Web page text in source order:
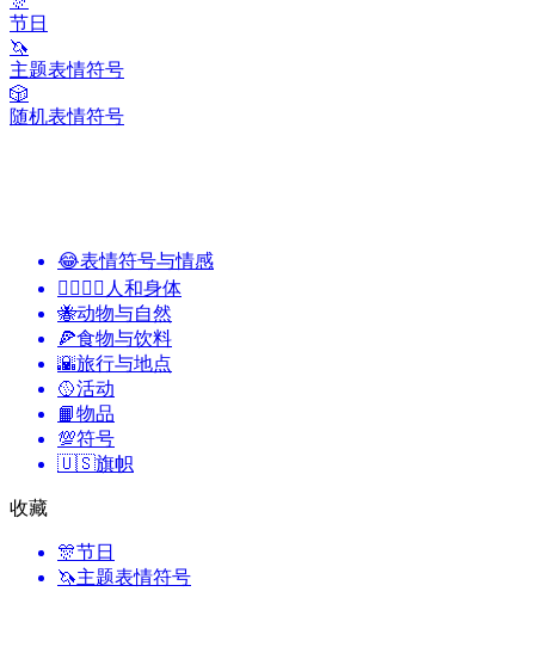
节日
🦄
主题表情符号
🎲
随机表情符号
😂表情符号与情感
👩‍❤️‍💋‍👨 人和身体
🐝动物与自然
🍕食物与饮料
🌇旅行与地点
🥎活动
📙物品
💯符号
🇺🇸旗帜
收藏
🎊节日
🦄主题表情符号